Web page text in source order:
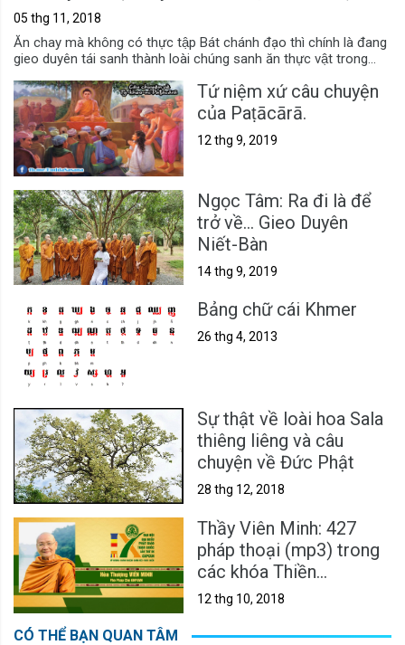
05 thg 11, 2018
Ăn chay mà không có thực tập Bát chánh đạo thì chính là đang
gieo duyên tái sanh thành loài chúng sanh ăn thực vật trong...
Tứ niệm xứ câu chuyện
của Paṭācārā.
12 thg 9, 2019
Ngọc Tâm: Ra đi là để
trở về... Gieo Duyên
Niết-Bàn
14 thg 9, 2019
Bảng chữ cái Khmer
26 thg 4, 2013
Sự thật về loài hoa Sala
thiêng liêng và câu
chuyện về Đức Phật
28 thg 12, 2018
Thầy Viên Minh: 427
pháp thoại (mp3) trong
các khóa Thiền
Vipassanā & Sách nói
12 thg 10, 2018
CÓ THỂ BẠN QUAN TÂM